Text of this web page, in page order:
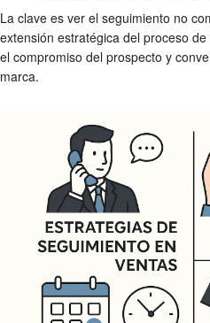
La clave es ver el seguimiento no
extensión estratégica del proceso
el compromiso del prospecto y
marca.